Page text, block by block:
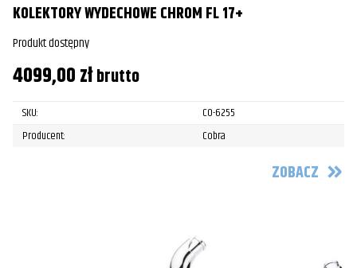
KOLEKTORY WYDECHOWE CHROM FL 17+
Produkt dostępny
4099,00złbrutto
SKU:
CO-6255
Producent:
Cobra
ZOBACZ